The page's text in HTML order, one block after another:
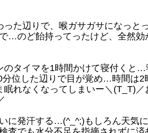
た辺りで、喉ガサガサになっと
…のど飴持ってったけど、全然効
タイマを1時間かけて寝付くと
位した辺りで目が覚め…時間は2
れなくなってしまいー＼(T_T)／
発汗する…(^_^;)もしろん天気